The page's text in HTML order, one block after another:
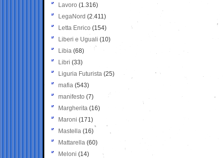
Lavoro (1.316)
LegaNord (2.411)
Letta Enrico (154)
Liberi e Uguali (10)
Libia (68)
Libri (33)
Liguria Futurista (25)
mafia (543)
manifesto (7)
Margherita (16)
Maroni (171)
Mastella (16)
Mattarella (60)
Meloni (14)